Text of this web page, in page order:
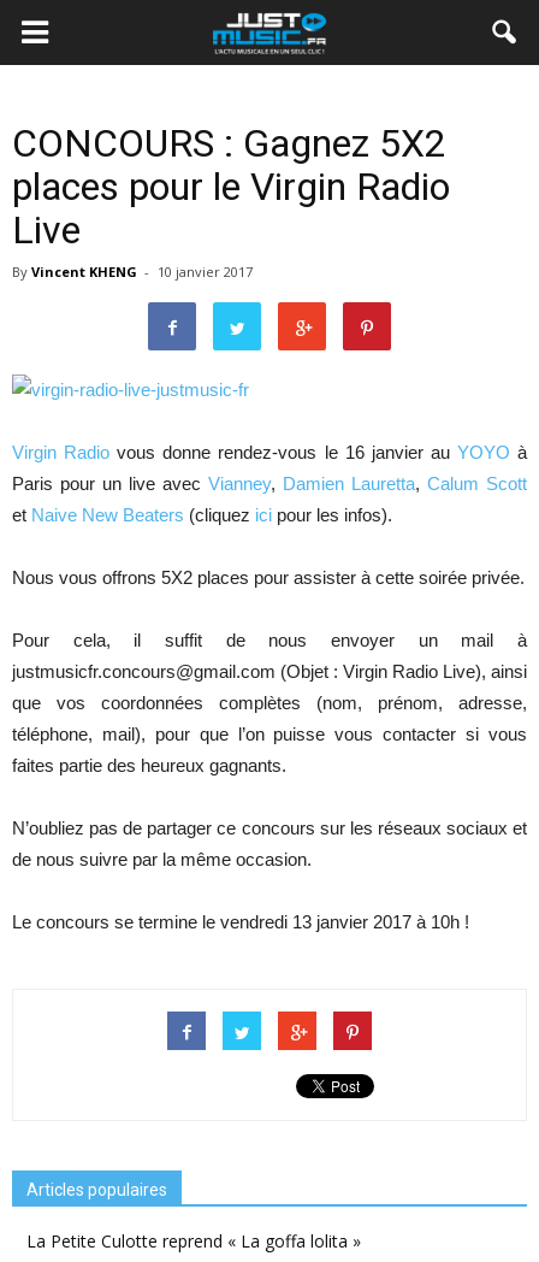
CONCOURS : Gagnez 5X2
places pour le Virgin Radio
Live
By Vincent KHENG - 10 janvier 2017
Virgin Radio vous donne rendez-vous le 16 janvier au YOYO à
Paris pour un live avec Vianney, Damien Lauretta, Calum Scott
et Naive New Beaters (cliquez ici pour les infos).
Nous vous offrons 5X2 places pour assister à cette soirée privée.
Pour cela, il suffit de nous envoyer un mail à
justmusicfr.concours@gmail.com (Objet : Virgin Radio Live), ainsi
que vos coordonnées complètes (nom, prénom, adresse,
téléphone, mail), pour que l’on puisse vous contacter si vous
faites partie des heureux gagnants.
N’oubliez pas de partager ce concours sur les réseaux sociaux et
de nous suivre par la même occasion.
Le concours se termine le vendredi 13 janvier 2017 à 10h !
Articles populaires
La Petite Culotte reprend « La goffa lolita »